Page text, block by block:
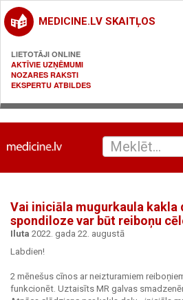
MEDICINE.LV SKAITĻOS
LIETOTĀJI ONLINE
AKTĪVIE UZŅĒMUMI
NOZARES RAKSTI
EKSPERTU ATBILDES
Vai iniciāla mugurkaula kakla
spondiloze var būt reiboņu
Iluta 2022. gada 22. augustā
Labdien!
2 mēnešus cīnos ar neizturamiem
funkcionēt. Uztaisīts MR galvas